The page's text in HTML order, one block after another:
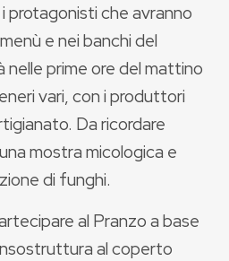
protagonisti che avranno
e nei banchi del
prime ore del mattino
vari, con i produttori
Da ricordare
mostra micologica e
di funghi.
al Pranzo a base
al coperto